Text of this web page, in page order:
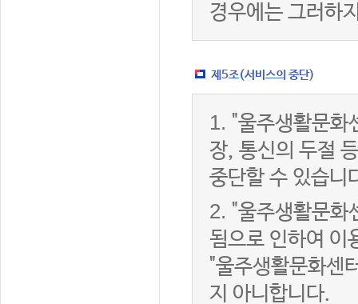
경우에는 그러하
제5조(서비스의 중단)
1. "울주생활문화
장, 통신의 두절
중단할 수 있습니
2. "울주생활문화
됨으로 인하여 이
"울주생활문화센
지 아니합니다.